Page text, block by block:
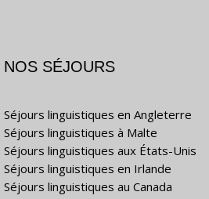
NOS SÉJOURS
Séjours linguistiques en Angleterre
Séjours linguistiques à Malte
Séjours linguistiques aux États-Unis
Séjours linguistiques en Irlande
Séjours linguistiques au Canada